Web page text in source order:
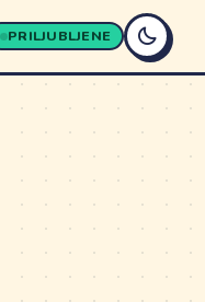
PRILJUBLJENE